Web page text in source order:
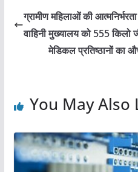
e
b
o
er l s
A
p
ग्रामीण महिलाओं की
वाहिनी मुख्यालय को 555 किलो
मेडिकल प्रतिष्ठानों का
You May Also